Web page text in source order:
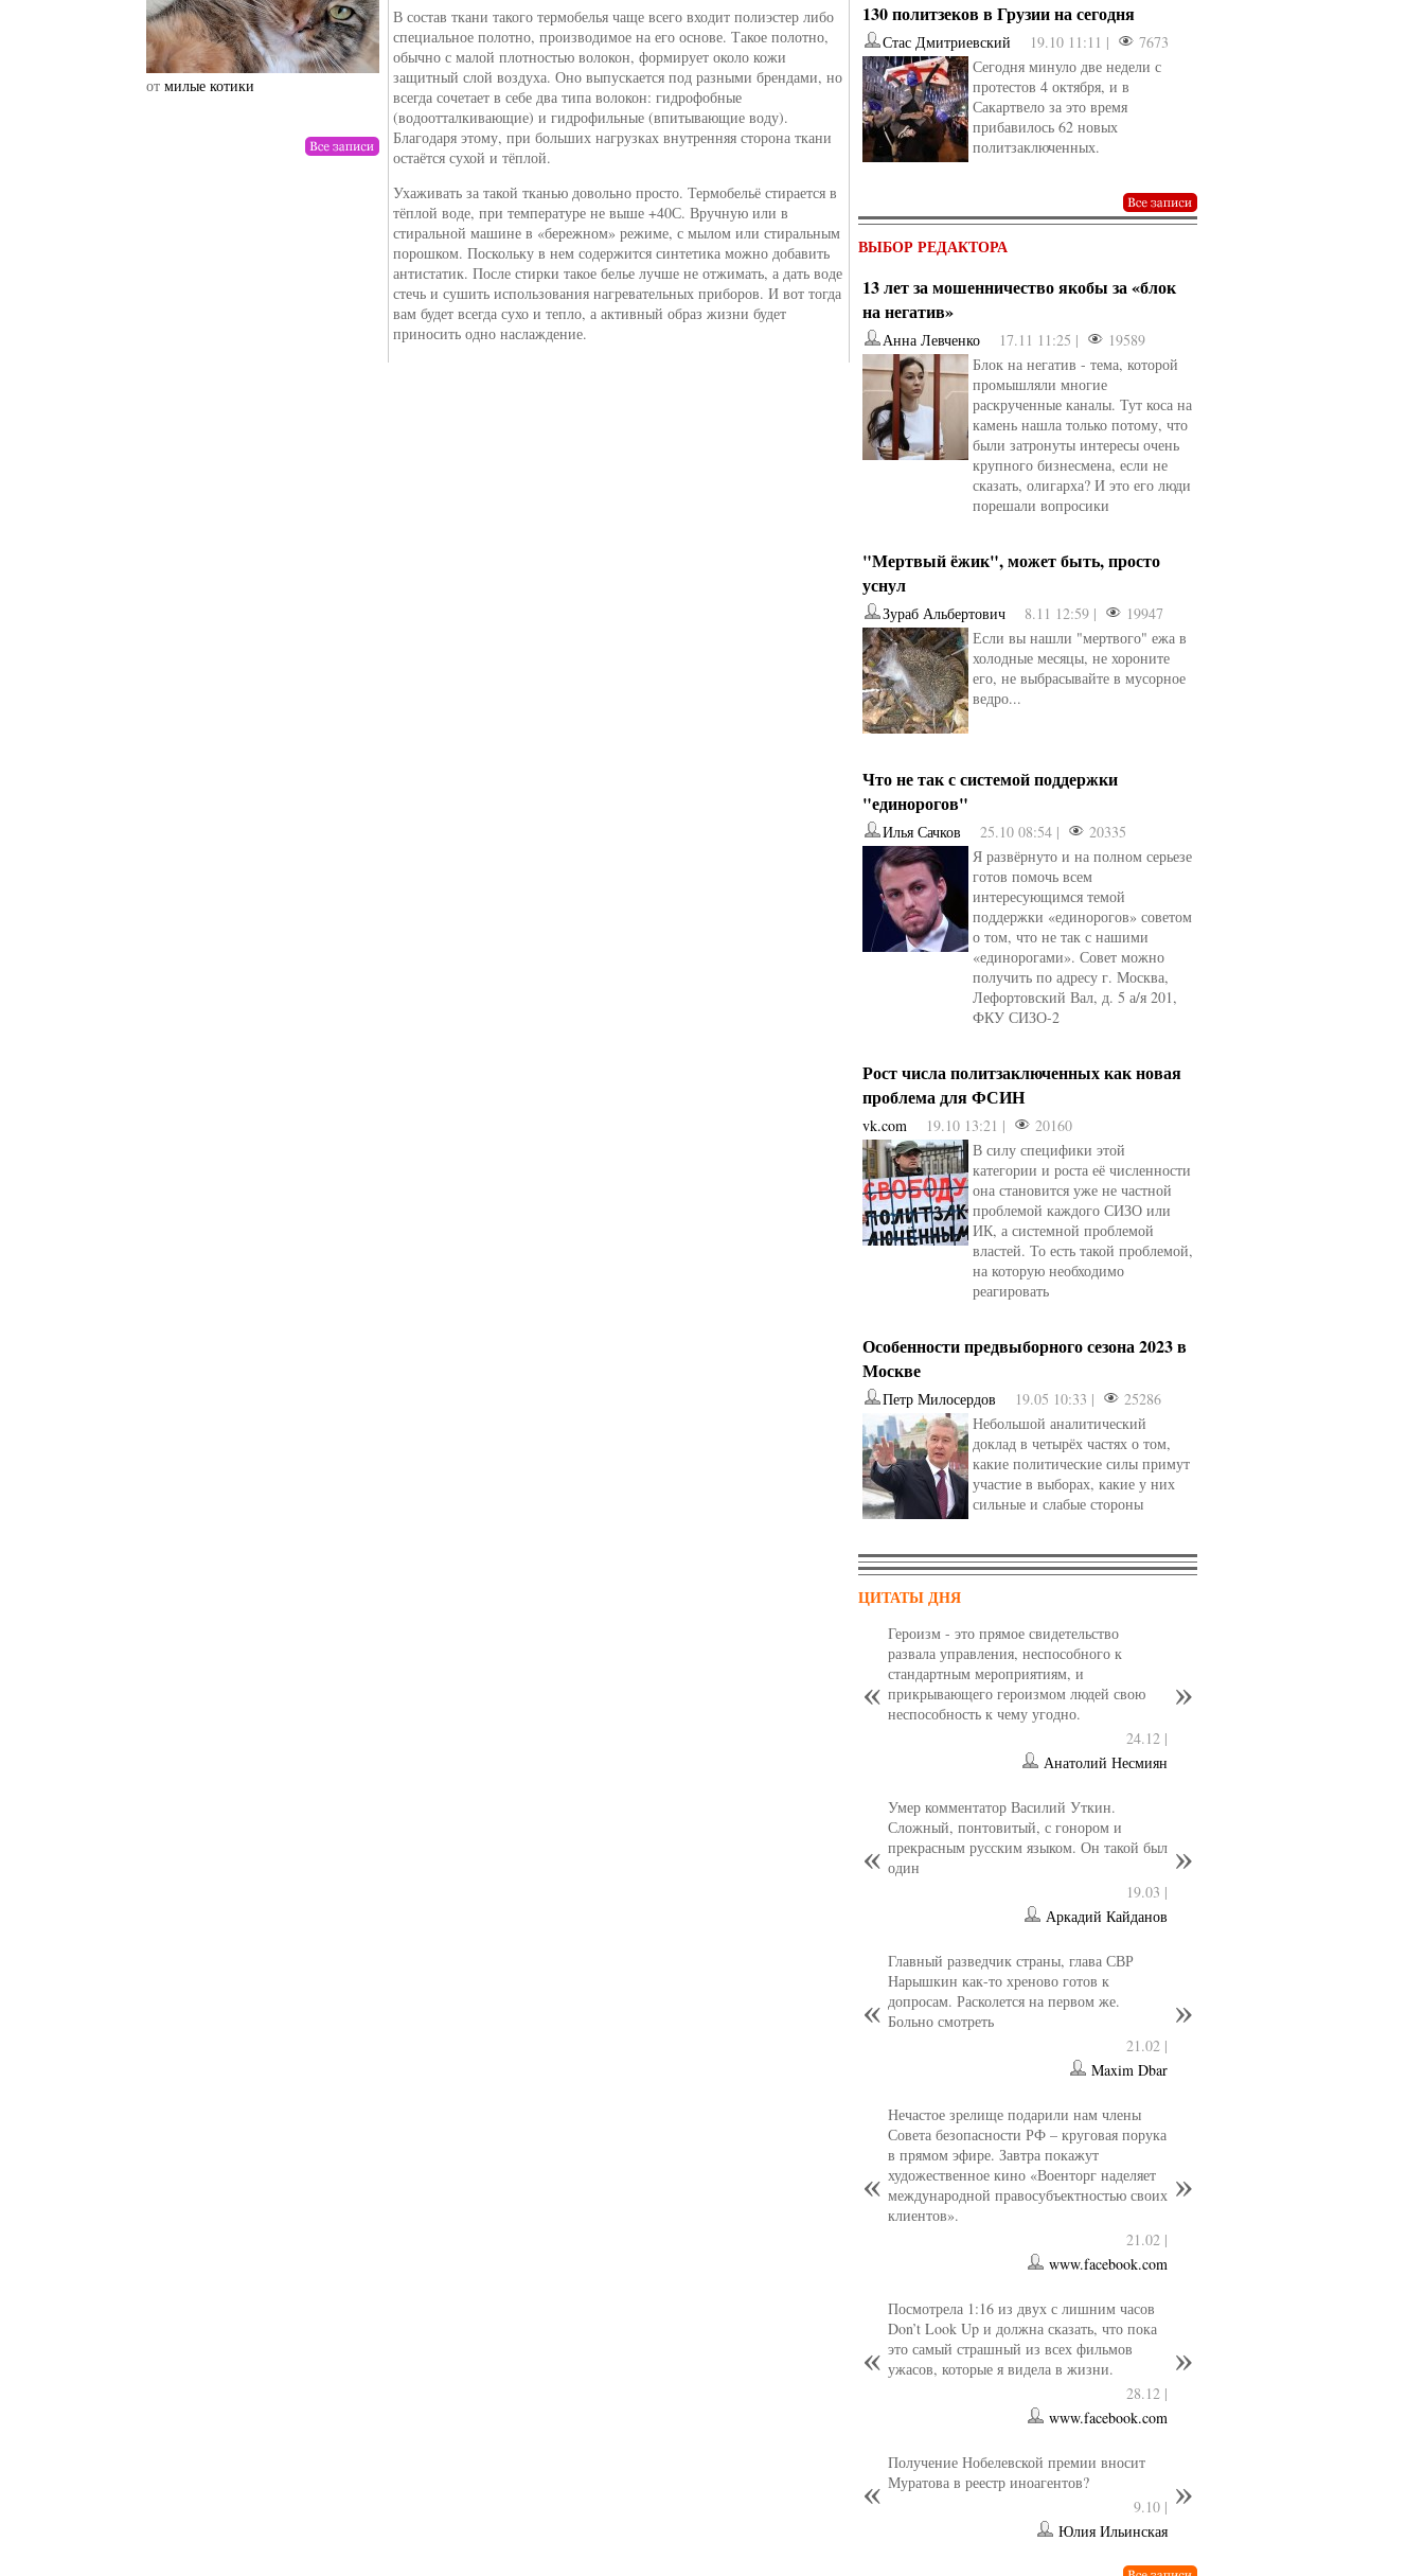
отмилые котики от drunktwi отНаталья Верхова от Ирина Иновели от kotyaravesel
В состав ткани такого термобелья чаще всего входит полиэстер либо
специальное полотно, производимое на его основе. Такое полотно,
обычно с малой плотностью волокон, формирует около кожи
защитный слой воздуха. Оно выпускается под разными брендами, но
всегда сочетает в себе два типа волокон: гидрофобные
(водоотталкивающие) и гидрофильные (впитывающие воду).
Благодаря этому, при больших нагрузках внутренняя сторона ткани
остаётся сухой и тёплой.
Ухаживать за такой тканью довольно просто. Термобельё стирается в
тёплой воде, при температуре не выше +40С. Вручную или в
стиральной машине в «бережном» режиме, с мылом или стиральным
порошком. Поскольку в нем содержится синтетика можно добавить
антистатик. После стирки такое белье лучше не отжимать, а дать воде
стечь и сушить использования нагревательных приборов. И вот тогда
вам будет всегда сухо и тепло, а активный образ жизни будет
приносить одно наслаждение.
130 политзеков в Грузии на сегодня
Стас Дмитриевский 19.10 11:11 |
7673
Сегодня минуло две недели с
протестов 4 октября, и в
Сакартвело за это время
прибавилось 62 новых
политзаключенных.
ВЫБОР РЕДАКТОРА
13 лет за мошенничество якобы за «блок
на негатив»
Анна Левченко 17.11 11:25 |
19589
Блок на негатив - тема, которой
промышляли многие
раскрученные каналы. Тут коса на
камень нашла только потому, что
были затронуты интересы очень
крупного бизнесмена, если не
сказать, олигарха? И это его люди
порешали вопросики
"Мертвый ёжик", может быть, просто
уснул
Зураб Альбертович 8.11 12:59 |
19947
Если вы нашли "мертвого" ежа в
холодные месяцы, не хороните
его, не выбрасывайте в мусорное
ведро...
Что не так с системой поддержки
"единорогов"
Илья Сачков 25.10 08:54 |
20335
Я развёрнуто и на полном серьезе
готов помочь всем
интересующимся темой
поддержки «единорогов» советом
о том, что не так с нашими
«единорогами». Совет можно
получить по адресу г. Москва,
Лефортовский Вал, д. 5 а/я 201,
ФКУ СИЗО-2
Рост числа политзаключенных как новая
проблема для ФСИН
vk.com 19.10 13:21 |
20160
В силу специфики этой
категории и роста её численности
она становится уже не частной
проблемой каждого СИЗО или
ИК, а системной проблемой
властей. То есть такой проблемой,
на которую необходимо
реагировать
Особенности предвыборного сезона 2023 в
Москве
Петр Милосердов 19.05 10:33 |
25286
Небольшой аналитический
доклад в четырёх частях о том,
какие политические силы примут
участие в выборах, какие у них
сильные и слабые стороны
ЦИТАТЫ ДНЯ
Героизм - это прямое свидетельство
развала управления, неспособного к
стандартным мероприятиям, и
прикрывающего героизмом людей свою
неспособность к чему угодно.
24.12 |
Анатолий Несмиян
Умер комментатор Василий Уткин.
Сложный, понтовитый, с гонором и
прекрасным русским языком. Он такой был
один
19.03 |
Аркадий Кайданов
Главный разведчик страны, глава СВР
Нарышкин как-то хреново готов к
допросам. Расколется на первом же.
Больно смотреть
21.02 |
Maxim Dbar
Нечастое зрелище подарили нам члены
Совета безопасности РФ – круговая порука
в прямом эфире. Завтра покажут
художественное кино «Военторг наделяет
международной правосубъектностью своих
клиентов».
21.02 |
www.facebook.com
Посмотрела 1:16 из двух с лишним часов
Don’t Look Up и должна сказать, что пока
это самый страшный из всех фильмов
ужасов, которые я видела в жизни.
28.12 |
www.facebook.com
Получение Нобелевской премии вносит
Муратова в реестр иноагентов?
9.10 |
Юлия Ильинская